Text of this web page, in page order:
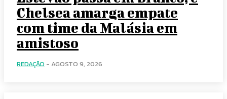
Chelsea amarga empate
com time da Malásia em
amistoso
REDAÇÃO - AGOSTO 9, 2026